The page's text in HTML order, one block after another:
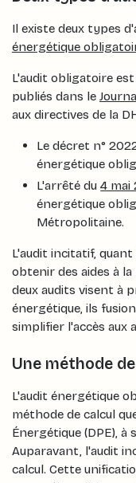
Il existe deux types
énergétique
L'audit obligatoire
publiés dans le
aux directives de la
Le décret n°
énergétique
L'arrêté du4 mai
énergétique
Métropolitaine.
L'audit incitatif,
obtenir des aides à
deux audits visent à
énergétique, ils
simplifier l'accès aux
Une méthode
L'audit énergétique
méthode de calcul
Énergétique (DPE), à
Auparavant, l'audit
calcul. Cette